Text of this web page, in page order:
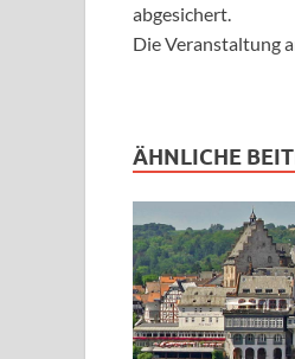
abgesichert.
Die Veranstaltung
ÄHNLICHE